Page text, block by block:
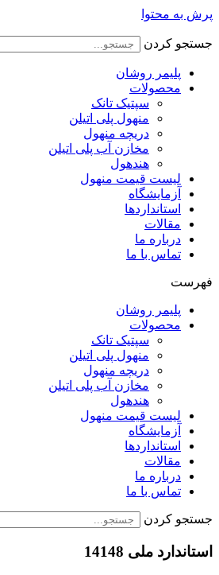
پرش به محتوا
جستجو کردن
پلیمر روشان
محصولات
سپتیک تانک
منهول پلی اتیلن
دریچه منهول
مخازن آب پلی اتیلن
هندهول
لیست قیمت منهول
آزمایشگاه
استانداردها
مقالات
درباره ما
تماس با ما
فهرست
پلیمر روشان
محصولات
سپتیک تانک
منهول پلی اتیلن
دریچه منهول
مخازن آب پلی اتیلن
هندهول
لیست قیمت منهول
آزمایشگاه
استانداردها
مقالات
درباره ما
تماس با ما
جستجو کردن
استاندارد ملی 14148